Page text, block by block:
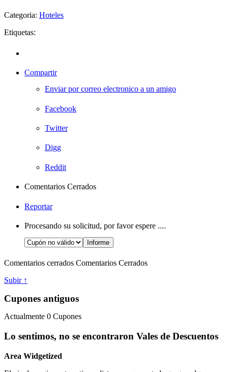
Categoria: Hoteles
Etiquetas:
Compartir
Enviar por correo electronico a un amigo
Facebook
Twitter
Digg
Reddit
Comentarios Cerrados
Reportar
Procesando su solicitud, por favor espere ....
Comentarios cerrados Comentarios Cerrados
Subir ↑
Cupones antiguos
Actualmente 0 Cupones
Lo sentimos, no se encontraron Vales de Descuentos
Area Widgetized